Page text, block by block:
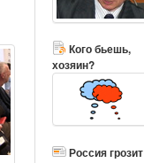
Кого бьешь,
хозяин?
Россия грозит